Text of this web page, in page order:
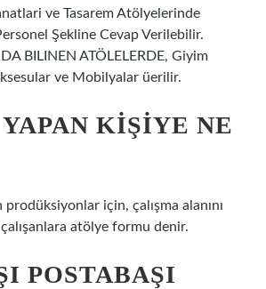
ve Tasarem Atölyelerinde
Şekline Cevap Verilebilir.
BILINEN ATÖLELERDE, Giyim
ve Mobilyalar üerilir.
KIŞIYE NE
prodüksiyonlar için, çalışma alanını
atölye formu denir.
POSTABAŞI